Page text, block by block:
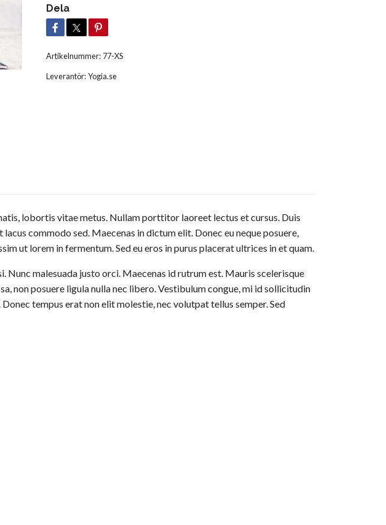
Dela
Artikelnummer: 77-XS
Leverantör:Yogia.se
lobortis vitae metus. Nullam porttitor laoreet lectus et cursus. Duis
commodo sed. Maecenas in dictum elit. Donec eu neque posuere,
ut lorem in fermentum. Sed eu eros in purus placerat ultrices in et quam.
Nunc malesuada justo orci. Maecenas id rutrum est. Mauris scelerisque
non posuere ligula nulla nec libero. Vestibulum congue, mi id sollicitudin
tempus erat non elit molestie, nec volutpat tellus semper. Sed